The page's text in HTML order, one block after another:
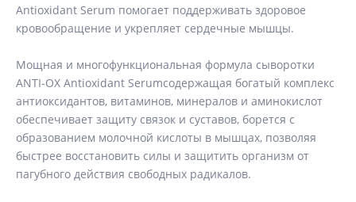
Antioxidant Serum помогает поддерживать здоровое
кровообращение и укрепляет сердечные мышцы.
Мощная и многофункциональная формула сыворотки
ANTI-OX Antioxidant Serumсодержащая богатый комплекс
антиоксидантов, витаминов, минералов и аминокислот
обеспечивает защиту связок и суставов, борется с
образованием молочной кислоты в мышцах, позволяя
быстрее восстановить силы и защитить организм от
пагубного действия свободных радикалов.